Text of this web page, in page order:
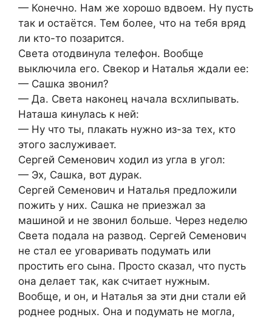
— Конечно. Нам же хорошо вдвоем. Ну пусть
так и остаётся. Тем более, что на тебя вряд
ли кто-то позарится.
Света отодвинула телефон. Вообще
выключила его. Свекор и Наталья ждали ее:
— Сашка звонил?
— Да. Света наконец начала всхлипывать.
Наташа кинулась к ней:
— Ну что ты, плакать нужно из-за тех, кто
этого заслуживает.
Сергей Семенович ходил из угла в угол:
— Эх, Сашка, вот дурак.
Сергей Семенович и Наталья предложили
пожить у них. Сашка не приезжал за
машиной и не звонил больше. Через неделю
Света подала на развод. Сергей Семенович
не стал ее уговаривать подумать или
простить его сына. Просто сказал, что пусть
она делает так, как считает нужным.
Вообще, и он, и Наталья за эти дни стали ей
роднее родных. Она и подумать не могла,